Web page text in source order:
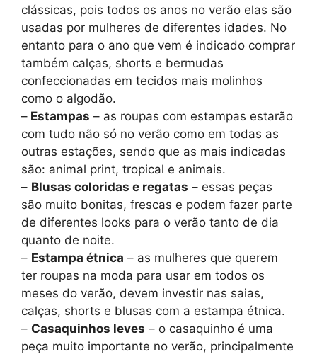
clássicas, pois todos os anos no verão elas são
usadas por mulheres de diferentes idades. No
entanto para o ano que vem é indicado comprar
também calças, shorts e bermudas
confeccionadas em tecidos mais molinhos
como o algodão.
– Estampas – as roupas com estampas estarão
com tudo não só no verão como em todas as
outras estações, sendo que as mais indicadas
são: animal print, tropical e animais.
– Blusas coloridas e regatas – essas peças
são muito bonitas, frescas e podem fazer parte
de diferentes looks para o verão tanto de dia
quanto de noite.
– Estampa étnica – as mulheres que querem
ter roupas na moda para usar em todos os
meses do verão, devem investir nas saias,
calças, shorts e blusas com a estampa étnica.
– Casaquinhos leves – o casaquinho é uma
peça muito importante no verão, principalmente